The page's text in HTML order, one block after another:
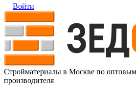
Войти
Стройматериалы в Москве по оптовым
производителя